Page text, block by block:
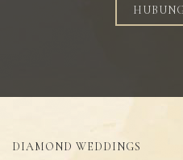
DIAMOND WEDDINGS